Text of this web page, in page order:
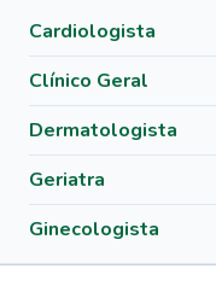
Cardiologista
Clínico Geral
Dermatologista
Geriatra
Ginecologista